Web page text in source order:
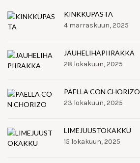
KINKKUPASTA
4 marraskuun, 2025
JAUHELIHAPIIRAKKA
28 lokakuun, 2025
PAELLA CON CHORIZO
23 lokakuun, 2025
LIMEJUUSTOKAKKU
15 lokakuun, 2025